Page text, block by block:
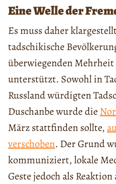
Eine Welle der
Es muss daher
tadschikische
überwiegenden
unterstützt. Sowohl in
Russland würdigten
Duschanbe wurde die
März stattfinden sollte,
verschoben. Der Grund
kommuniziert, lokale
Geste jedoch als